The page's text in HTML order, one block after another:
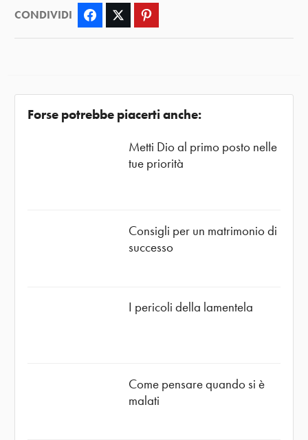
CONDIVIDI Facebook Twitter
Forse potrebbe piacerti anche:
Metti Dio al primo posto nelle
tue priorità
Consigli per un matrimonio di
successo
I pericoli della lamentela
Come pensare quando si è
malati